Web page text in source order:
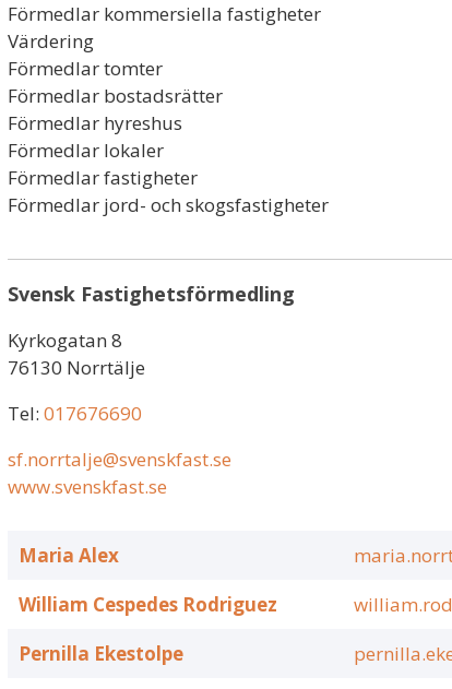
Förmedlar kommersiella fastigheter
Värdering
Förmedlar tomter
Förmedlar bostadsrätter
Förmedlar hyreshus
Förmedlar lokaler
Förmedlar fastigheter
Förmedlar jord- och skogsfastigheter
Svensk Fastighetsförmedling
Kyrkogatan 8
76130 Norrtälje
Tel: 017676690
sf.norrtalje@svenskfast.se
www.svenskfast.se
Maria Alex
William Cespedes Rodriguez
Pernilla Ekestolpe